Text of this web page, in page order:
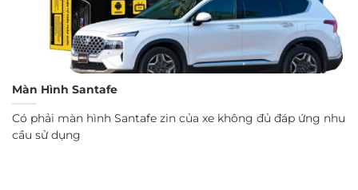
Màn Hình Santafe
Có phải màn hình Santafe zin của xe không đủ đáp ứng nhu
cầu sử dụng